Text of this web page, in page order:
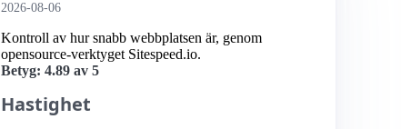
2026-08-06
Kontroll av hur snabb webbplatsen är, genom
opensource-verktyget Sitespeed.io.
Betyg: 4.89 av 5
Hastighet